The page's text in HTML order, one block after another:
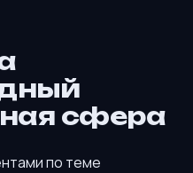
сфера
по теме